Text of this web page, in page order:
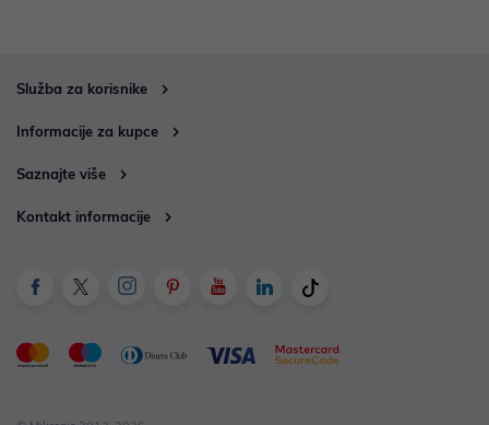
Služba za korisnike
Informacije za kupce
Saznajte više
Kontakt informacije